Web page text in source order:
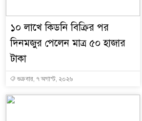
১০ লাখে কিডনি বিক্রির পর
দিনমজুর পেলেন মাত্র ৫০ হাজার
টাকা
শুক্রবার, ৭ অগাস্ট, ২০২৬